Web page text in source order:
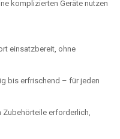
komplizierten Geräte nutzen
einsatzbereit, ohne
bis erfrischend – für jeden
Zubehörteile erforderlich,